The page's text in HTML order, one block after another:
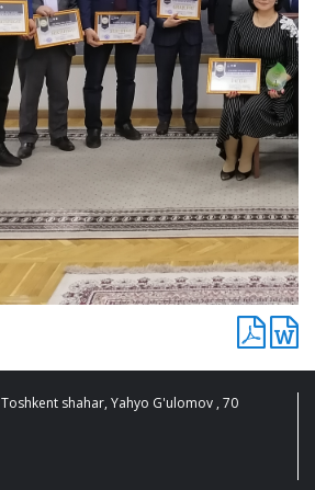
shahar, Yahyo G'ulomov , 70